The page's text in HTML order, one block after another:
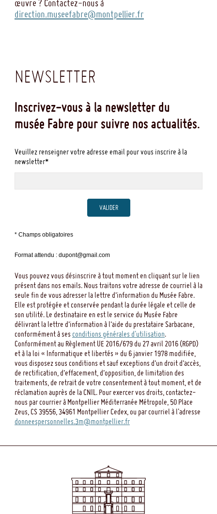
œuvre ? Contactez-nous à
direction.museefabre@montpellier.fr
NEWSLETTER
Inscrivez-vous à la newsletter du
musée Fabre pour suivre nos actualités.
Veuillez renseigner votre adresse email pour vous inscrire à la
newsletter*
VALIDER
* Champs obligatoires
Format attendu : dupont@gmail.com
Vous pouvez vous désinscrire à tout moment en cliquant sur le lien
présent dans nos emails. Nous traitons votre adresse de courriel à la
seule fin de vous adresser la lettre d’information du Musée Fabre.
Elle est protégée et conservée pendant la durée légale et celle de
son utilité. Le destinataire en est le service du Musée Fabre
délivrant la lettre d’information à l’aide du prestataire Sarbacane,
conformément à ses conditions générales d'utilisation.
Conformément au Règlement UE 2016/679 du 27 avril 2016 (RGPD)
et à la loi « Informatique et libertés » du 6 janvier 1978 modifiée,
vous disposez sous conditions et sauf exceptions d’un droit d’accès,
de rectification, d’effacement, d’opposition, de limitation des
traitements, de retrait de votre consentement à tout moment, et de
réclamation auprès de la CNIL. Pour exercer vos droits, contactez-
nous par courrier à Montpellier Méditerranée Métropole, 50 Place
Zeus, CS 39556, 34961 Montpellier Cedex, ou par courriel à l'adresse
donneespersonnelles.3m@montpellier.fr